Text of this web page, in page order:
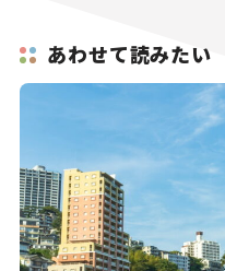
あわせて読みたい